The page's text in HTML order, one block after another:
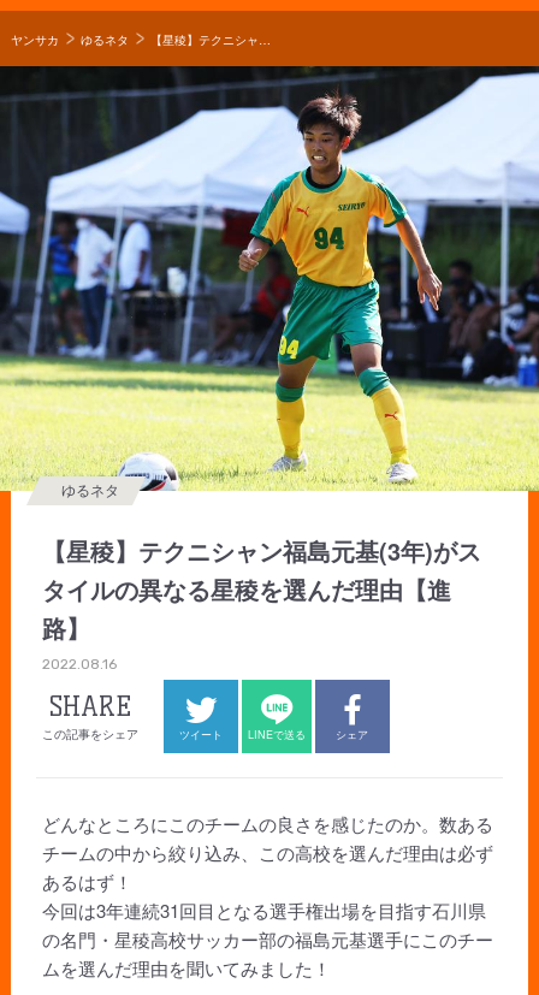
ヤンサカ ゆるネタ 【星稜】テクニシャン福島元基(3年)がスタイルの異なる星稜を選んだ理由【進路】
【星稜】テクニシャン福島元基(3年)がス
タイルの異なる星稜を選んだ理由【進
路】
ゆるネタ
2022.08.16
SHARE
この記事をシェア ツイート LINEで送る シェア
どんなところにこのチームの良さを感じたのか。数ある
チームの中から絞り込み、この高校を選んだ理由は必ず
あるはず！
今回は3年連続31回目となる選手権出場を目指す石川県
の名門・星稜高校サッカー部の福島元基選手にこのチー
ムを選んだ理由を聞いてみました！